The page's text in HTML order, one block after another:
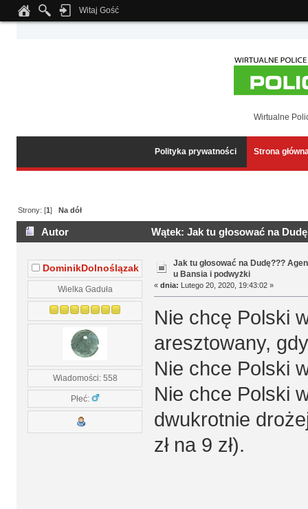
Notice: Undefined index: tapatalk_body_hook in
Witaj Gość
Wirtualne
Polityka prywatności Strona
Strony: [1]Na dół
Autor
Wątek: Jak tu głosować na
DominikDolnoślązak
Wielka Gaduła
Wiadomości: 558
Płeć:
Jak tu głosować na Dudę???
u Bansia i podwyżki
« dnia: Lutego 20, 2020, 19:43:02 »
Nie chcę Polski
aresztowany,
Nie chce Polski
Nie chce Polski
dwukrotnie
zł na 9 zł).